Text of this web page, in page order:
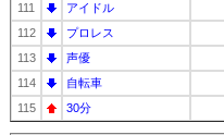
111
アイドル
112
プロレス
113
声優
114
自転車
115
30分